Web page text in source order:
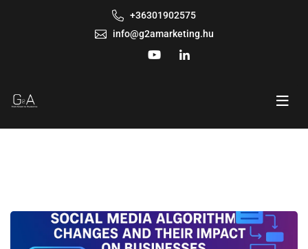
+36301902575
info@g2amarketing.hu